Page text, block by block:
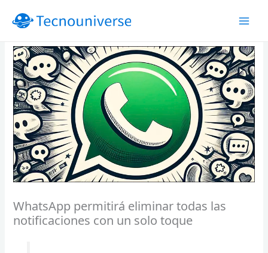
WhatsApp permitirá eliminar todas las
notificaciones con un solo toque